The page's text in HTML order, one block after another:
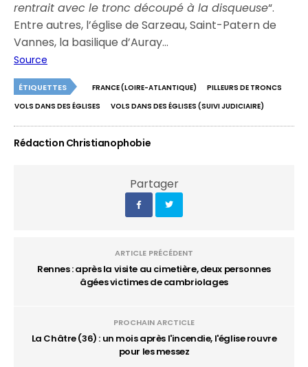
rentrait avec le tronc découpé à la disqueuse“.
Entre autres, l’église de Sarzeau, Saint-Patern de
Vannes, la basilique d’Auray…
Source
ÉTIQUETTES FRANCE (LOIRE-ATLANTIQUE)
PILLEURS DE TRONCS
VOLS DANS DES ÉGLISES
VOLS DANS DES ÉGLISES (SUIVI JUDICIAIRE)
Rédaction Christianophobie
Partager
ARTICLE PRÉCÉDENT
Rennes : après la visite au cimetière, deux personnes
âgées victimes de cambriolages
PROCHAIN ARCTICLE
La Châtre (36) : un mois après l'incendie, l'église rouvre
pour les messez